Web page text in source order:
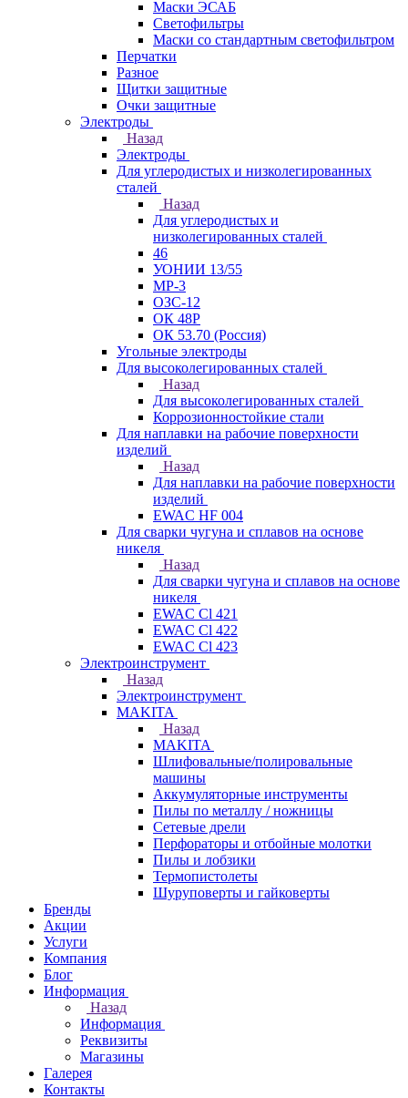
Маски ЭСАБ
Светофильтры
Маски со стандартным светофильтром
Перчатки
Разное
Щитки защитные
Очки защитные
Электроды
Назад
Электроды
Для углеродистых и низколегированных
сталей
Назад
Для углеродистых и
низколегированных сталей
46
УОНИИ 13/55
МР-3
ОЗС-12
ОК 48Р
ОК 53.70 (Россия)
Угольные электроды
Для высоколегированных сталей
Назад
Для высоколегированных сталей
Коррозионностойкие стали
Для наплавки на рабочие поверхности
изделий
Назад
Для наплавки на рабочие поверхности
изделий
EWAC HF 004
Для сварки чугуна и сплавов на основе
никеля
Назад
Для сварки чугуна и сплавов на основе
никеля
EWAC Cl 421
EWAC Cl 422
EWAC Cl 423
Электроинструмент
Назад
Электроинструмент
МAKITA
Назад
МAKITA
Шлифовальные/полировальные
машины
Аккумуляторные инструменты
Пилы по металлу / ножницы
Сетевые дрели
Перфораторы и отбойные молотки
Пилы и лобзики
Термопистолеты
Шуруповерты и гайковерты
Бренды
Акции
Услуги
Компания
Блог
Информация
Назад
Информация
Реквизиты
Магазины
Галерея
Контакты